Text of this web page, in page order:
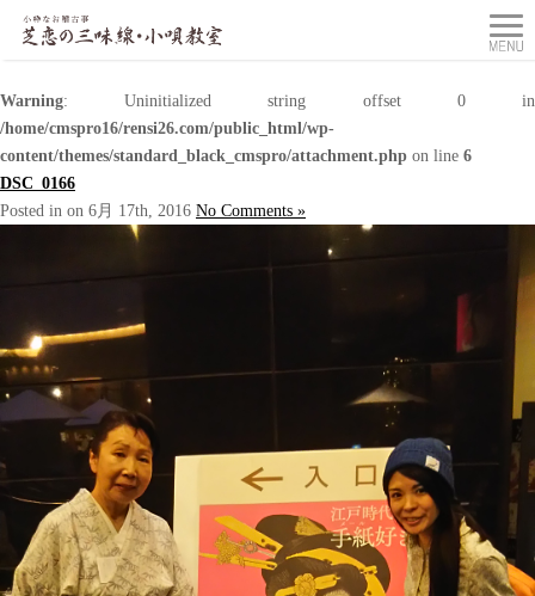
Warning: Uninitialized string offset 0 in
/home/cmspro16/rensi26.com/public_html/wp-
content/themes/standard_black_cmspro/attachment.php on line 6
DSC_0166
Posted in on 6月 17th, 2016 No Comments »